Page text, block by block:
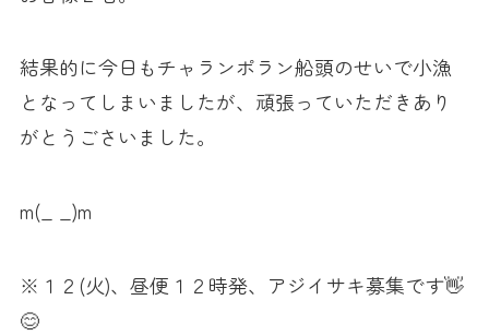
結果的に今日もチャランポラン船頭のせいで小漁
となってしまいましたが、頑張っていただきあり
がとうごさいました。
m(_ _)m
※１２(火)、昼便１２時発、アジイサキ募集です👋
😊